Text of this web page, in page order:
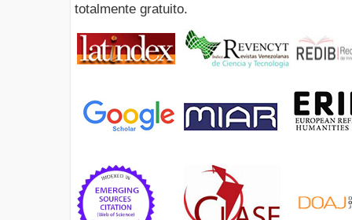
totalmente gratuito.